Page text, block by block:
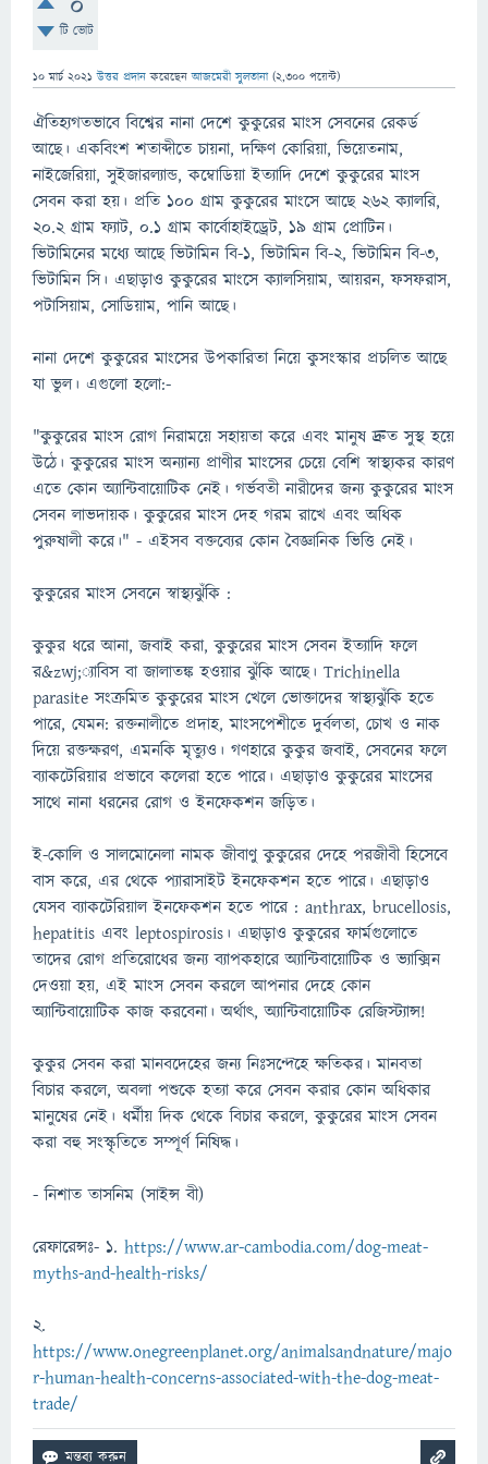
টি ভোট
10 মার্চ 2021 উত্তর প্রদান করেছেনআজমেরী সুলতানা (2,300 পয়েন্ট)
ঐতিহ্যগতভাবে বিশ্বের নানা দেশে কুকুরের মাংস সেবনের রেকর্ড
আছে। একবিংশ শতাব্দীতে চায়না, দক্ষিণ কোরিয়া, ভিয়েতনাম,
নাইজেরিয়া, সুইজারল্যান্ড, কম্বোডিয়া ইত্যাদি দেশে কুকুরের মাংস
সেবন করা হয়। প্রতি ১০০ গ্রাম কুকুরের মাংসে আছে ২৬২ ক্যালরি,
২০.২ গ্রাম ফ্যাট, ০.১ গ্রাম কার্বোহাইড্রেট, ১৯ গ্রাম প্রোটিন।
ভিটামিনের মধ্যে আছে ভিটামিন বি-১, ভিটামিন বি-২, ভিটামিন বি-৩,
ভিটামিন সি। এছাড়াও কুকুরের মাংসে ক্যালসিয়াম, আয়রন, ফসফরাস,
পটাসিয়াম, সোডিয়াম, পানি আছে।
নানা দেশে কুকুরের মাংসের উপকারিতা নিয়ে কুসংস্কার প্রচলিত আছে
যা ভুল। এগুলো হলো:-
"কুকুরের মাংস রোগ নিরাময়ে সহায়তা করে এবং মানুষ দ্রুত সুস্থ হয়ে
উঠে। কুকুরের মাংস অন্যান্য প্রাণীর মাংসের চেয়ে বেশি স্বাস্থ্যকর কারণ
এতে কোন অ্যান্টিবায়োটিক নেই। গর্ভবতী নারীদের জন্য কুকুরের মাংস
সেবন লাভদায়ক। কুকুরের মাংস দেহ গরম রাখে এবং অধিক
পুরুষালী করে।" - এইসব বক্তব্যের কোন বৈজ্ঞানিক ভিত্তি নেই।
কুকুরের মাংস সেবনে স্বাস্থ্যঝুঁকি :
কুকুর ধরে আনা, জবাই করা, কুকুরের মাংস সেবন ইত্যাদি ফলে
র&zwj;্যাবিস বা জালাতঙ্ক হওয়ার ঝুঁকি আছে। Trichinella
parasite সংক্রমিত কুকুরের মাংস খেলে ভোক্তাদের স্বাস্থ্যঝুঁকি হতে
পারে, যেমন: রক্তনালীতে প্রদাহ, মাংসপেশীতে দুর্বলতা, চোখ ও নাক
দিয়ে রক্তক্ষরণ, এমনকি মৃত্যুও। গণহারে কুকুর জবাই, সেবনের ফলে
ব্যাকটেরিয়ার প্রভাবে কলেরা হতে পারে। এছাড়াও কুকুরের মাংসের
সাথে নানা ধরনের রোগ ও ইনফেকশন জড়িত।
ই-কোলি ও সালমোনেলা নামক জীবাণু কুকুরের দেহে পরজীবী হিসেবে
বাস করে, এর থেকে প্যারাসাইট ইনফেকশন হতে পারে। এছাড়াও
যেসব ব্যাকটেরিয়াল ইনফেকশন হতে পারে : anthrax, brucellosis,
hepatitis এবং leptospirosis। এছাড়াও কুকুরের ফার্মগুলোতে
তাদের রোগ প্রতিরোধের জন্য ব্যাপকহারে অ্যান্টিবায়োটিক ও ভ্যাক্সিন
দেওয়া হয়, এই মাংস সেবন করলে আপনার দেহে কোন
অ্যান্টিবায়োটিক কাজ করবেনা। অর্থাৎ, অ্যান্টিবায়োটিক রেজিস্ট্যান্স!
কুকুর সেবন করা মানবদেহের জন্য নিঃসন্দেহে ক্ষতিকর। মানবতা
বিচার করলে, অবলা পশুকে হত্যা করে সেবন করার কোন অধিকার
মানুষের নেই। ধর্মীয় দিক থেকে বিচার করলে, কুকুরের মাংস সেবন
করা বহু সংস্কৃতিতে সম্পূর্ণ নিষিদ্ধ।
- নিশাত তাসনিম (সাইন্স বী)
রেফারেন্সঃ- ১. https://www.ar-cambodia.com/dog-meat-
myths-and-health-risks/
২.
https://www.onegreenplanet.org/animalsandnature/majo
r-human-health-concerns-associated-with-the-dog-meat-
trade/